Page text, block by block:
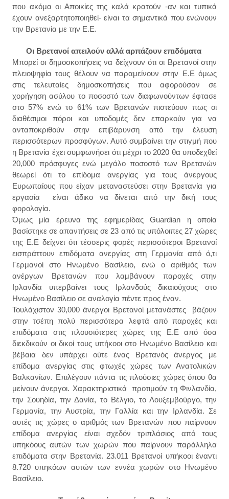
που ακόμα οι Αποικίες της καλά κρατούν -αν και τυπικά
έχουν ανεξαρτητοποιηθεί- είναι τα σημαντικά που ενώνουν
την Βρετανία με την Ε.Ε.
Οι Βρετανοί απειλούν αλλά αρπάζουν επιδόματα
Μπορεί οι δημοσκοπήσειςνα δείχνουν ότι οι Βρετανοί στην
πλειοψηφία τους θέλουν να παραμείνουν στην Ε.Ε όμως
στις τελευταίες δημοσκοπήσεις που αφορούσαν σε
χορήγηση ασύλου το ποσοστό των διαφωνούντων έφτασε
στο 57% ενώ το 61% των Βρετανών πιστεύουν πως οι
διαθέσιμοι πόροι και υποδομές δεν επαρκούν για να
ανταποκριθούν στην επιβάρυνση από την έλευση
περισσότερων προσφύγων. Αυτό συμβαίνει την στιγμή που
η Βρετανία έχει συμφωνήσει ότι μέχρι το 2020 θα υποδεχθεί
20,000 πρόσφυγες ενώ μεγάλο ποσοστό των Βρετανών
θεωρεί ότι το επίδομα ανεργίας για τους άνεργους
Ευρωπαίους που είχαν μεταναστεύσει στην Βρετανία για
εργασία είναι άδικο να δίνεται από την δική τους
φορολογία.
Όμως μία έρευνα της εφημερίδας Guardian η οποία
βασίστηκε σε απαντήσεις σε 23 από τις υπόλοιπες 27 χώρες
της Ε.Ε δείχνει ότι τέσσερις φορές περισσότεροι Βρετανοί
εισπράττουν επιδόματα ανεργίας στη Γερμανία από ό,τι
Γερμανοί στο Ηνωμένο Βασίλειο, ενώ ο αριθμός των
ανέργων Βρετανών που λαμβάνουν παροχές στην
Ιρλανδία υπερβαίνει τους Ιρλανδούς δικαιούχους στο
Ηνωμένο Βασίλειο σε αναλογία πέντε προς έναν.
Τουλάχιστον 30,000 άνεργοι Βρετανοί μετανάστες βάζουν
στην τσέπη πολύ περισσότερα λεφτά από παροχές και
επιδόματα στις πλουσιότερες χώρες της Ε.Ε από όσα
διεκδικούν οι δικοί τους υπήκοοι στο Ηνωμένο Βασίλειο και
βέβαια δεν υπάρχει ούτε ένας Βρετανός άνεργος με
επίδομα ανεργίας στις φτωχές χώρες των Ανατολικών
Βαλκανίων. Επιλέγουν πάντα τις πλούσιες χώρες όπου θα
μείνουν άνεργοι. Χαρακτηριστικά προτιμούν τη Φινλανδία,
την Σουηδία, την Δανία, το Βέλγιο, το Λουξεμβούργο, την
Γερμανία, την Αυστρία, την Γαλλία και την Ιρλανδία. Σε
αυτές τις χώρεςο αριθμός των Βρετανών που παίρνουν
επίδομα ανεργίας είναι σχεδόν τριπλάσιος από τους
υπηκόους αυτών των χωρών που παίρνουν παράλληλα
επιδόματα στην Βρετανία. 23.011 Βρετανοί υπήκοοι έναντι
8.720 υπηκόων αυτών των εννέα χωρών στο Ηνωμένο
Βασίλειο.